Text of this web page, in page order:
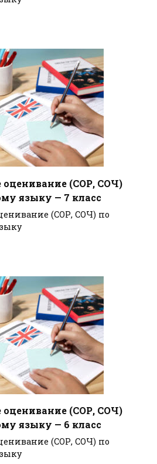
(СОР, СОЧ)
языку — 7 класс
(СОР, СОЧ) по
(СОР, СОЧ)
языку — 6 класс
(СОР, СОЧ) по